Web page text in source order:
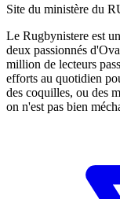
Site du ministère du
Le Rugbynistere est
deux passionnés
million de lecteurs
efforts au quotidien
des coquilles, ou des
on n'est pas bien